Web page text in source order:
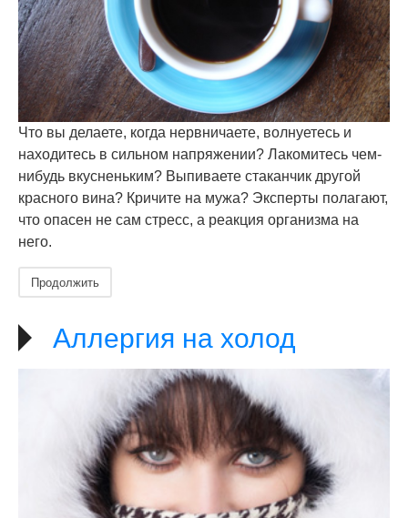
Что вы делаете, когда нервничаете, волнуетесь и
находитесь в сильном напряжении? Лакомитесь чем-
нибудь вкусненьким? Выпиваете стаканчик другой
красного вина? Кричите на мужа? Эксперты полагают,
что опасен не сам стресс, а реакция организма на
него.
Продолжить
Аллергия на холод